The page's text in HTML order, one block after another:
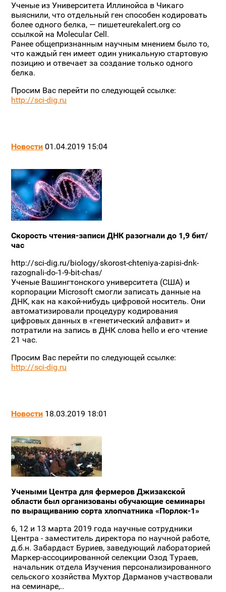
Ученые из Университета Иллинойса в Чикаго
выяснили, что отдельный ген способен кодировать
более одного белка, — пишетeurekalert.org со
ссылкой на Molecular Cell.
Ранее общепризнанным научным мнением было то,
что каждый ген имеет один уникальную стартовую
позицию и отвечает за создание только одного
белка.
Просим Вас перейти по следующей ссылке:
http://sci-dig.ru
Новости 01.04.2019 15:04
Скорость чтения-записи ДНК разогнали до 1,9 бит/
час
http://sci-dig.ru/biology/skorost-chteniya-zapisi-dnk-
razognali-do-1-9-bit-chas/
Ученые Вашингтонского университета (США) и
корпорации Microsoft смогли записать данные на
ДНК, как на какой-нибудь цифровой носитель. Они
автоматизировали процедуру кодирования
цифровых данных в «генетический алфавит» и
потратили на запись в ДНК слова hello и его чтение
21 час.
Просим Вас перейти по следующей ссылке:
http://sci-dig.ru
Новости 18.03.2019 18:01
Учеными Центра для фермеров Джизакской
области был организованы обучающие семинары
по выращиванию сорта хлопчатника «Порлок-1»
6, 12 и 13 марта 2019 года научные сотрудники
Центра - заместитель директора по научной работе,
д.б.н. Забардаст Буриев, заведующий лабораторией
Маркер-ассоциированной селекции Озод Тураев,
начальник отдела Изучения персонализированного
сельского хозяйства Мухтор Дарманов участвовали
на семинаре,..